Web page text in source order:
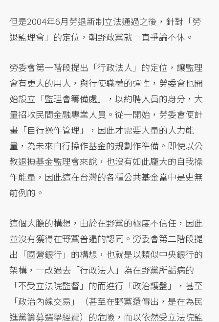
但是2004年6月勞退新制立法通過之後，針對「勞
退監理會」的定位，朝野政黨就一直爭論不休。
勞委會第一階段提出「行政法人」的定位，讓監理
會有更大的用人，與行使職權的彈性，勞委會也開
始設立「監理會籌備處」，以約聘人員的身分，大
量招收民間金融專業人員。從一開始，勞委會便計
畫「自行操作管理」，因此才需要大量的人力能
量，為未來自行操作基金的規劃作準備。即使以公
教退撫基金監理會來說，也沒有如此龐大的自我操
作能量，因此這在台灣的各種公共基金當中是史無
前例的。
這個大膽的構想，由於在野黨的極度不信任，因此
並沒有獲得在野黨普遍的認同。勞委會第二階段提
出「國營銀行」的構想，也就是以類似中央銀行的
架構，一改過去「行政法人」為在野黨所詬病的
「不受立法院監督」的而進行「政治護盤」，甚至
「政治內線交易」（甚至在野黨還傳出，是在為民
進黨籌募選舉經費）的危險，而以依然受立法院監